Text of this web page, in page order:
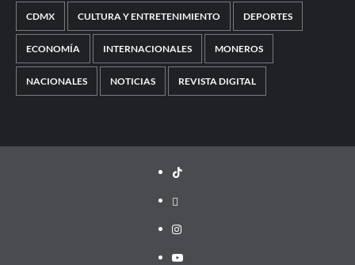
CDMX CULTURA Y ENTRETENIMIENTO DEPORTES
ECONOMÍA INTERNACIONALES MONEROS
NACIONALES NOTICIAS REVISTA DIGITAL
TikTok
threads
Instagram
Youtube